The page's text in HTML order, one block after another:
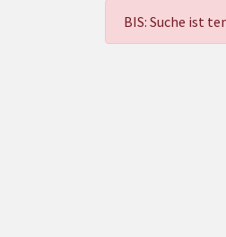
BIS: Suche ist